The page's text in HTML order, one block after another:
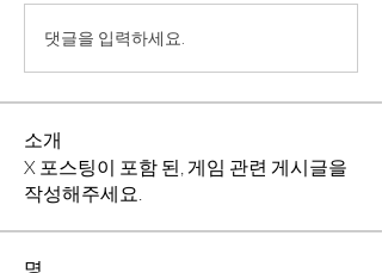
댓글을 입력하세요.
소개
X 포스팅이 포함 된, 게임 관련 게시글을
작성해주세요.
명